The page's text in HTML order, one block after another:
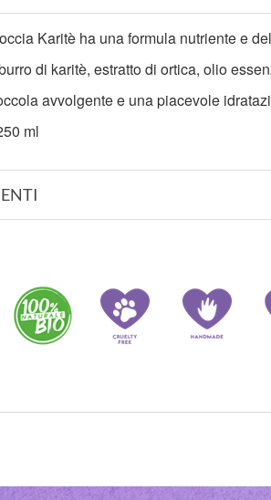
Karitè ha una formula nutriente e
di karitè, estratto di ortica, olio
avvolgente e una piacevole
ml